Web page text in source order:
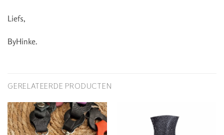
Liefs,
ByHinke.
GERELATEERDE PRODUCTEN